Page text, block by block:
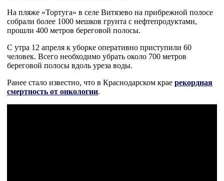
На пляже «Тортуга» в селе Витязево на прибрежной полосе
собрали более 1000 мешков грунта с нефтепродуктами,
прошли 400 метров береговой полосы.
С утра 12 апреля к уборке оперативно приступили 60
человек. Всего необходимо убрать около 700 метров
береговой полосы вдоль уреза воды.
Ранее стало известно, что в Краснодарском крае рекордная
смертность от онкологии.